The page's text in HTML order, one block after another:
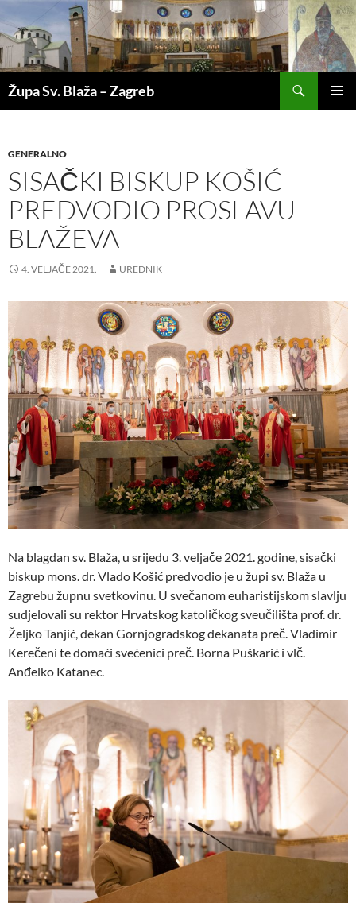
Župa Sv. Blaža – Zagreb
GENERALNO
SISAČKI BISKUP KOŠIĆ
PREDVODIO PROSLAVU
BLAŽEVA
4. VELJAČE 2021. UREDNIK
Na blagdan sv. Blaža, u srijedu 3. veljače 2021. godine, sisački
biskup mons. dr. Vlado Košić predvodio je u župi sv. Blaža u
Zagrebu župnu svetkovinu. U svečanom euharistijskom slavlju
sudjelovali su rektor Hrvatskog katoličkog sveučilišta prof. dr.
Željko Tanjić, dekan Gornjogradskog dekanata preč. Vladimir
Kerečeni te domaći svećenici preč. Borna Puškarić i vlč.
Anđelko Katanec.